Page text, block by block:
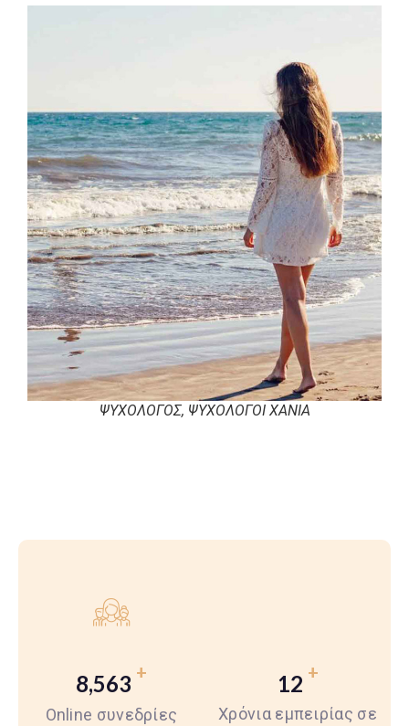
ΨΥΧΟΛΟΓΟΣ, ΨΥΧΟΛΟΓΟΙ XANIA
8,563 +
Οnline συνεδρίες
12 +
Χρόνια εμπειρίας σε